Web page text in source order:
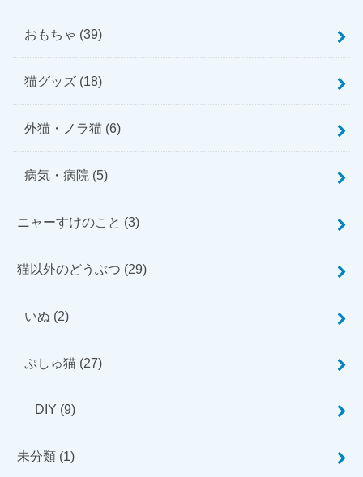
おもちゃ (39)
猫グッズ (18)
外猫・ノラ猫 (6)
病気・病院 (5)
ニャーすけのこと (3)
猫以外のどうぶつ (29)
いぬ (2)
ぷしゅ猫 (27)
DIY (9)
未分類 (1)